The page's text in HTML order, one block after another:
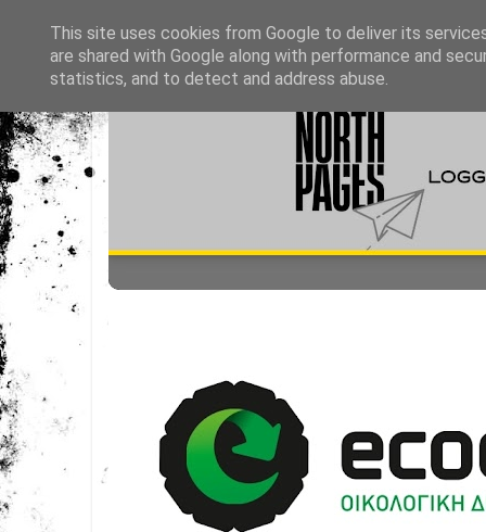
This site uses cookies from Google to deliver its
are shared with Google along with performance and
statistics, and to detect and address abuse.